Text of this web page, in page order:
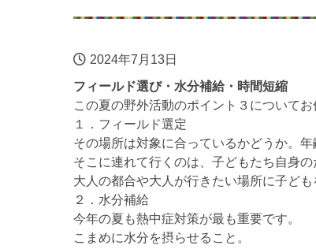
2024年7月13日
フィールド選び・水分補給・時間短縮
この夏の野外活動のポイント３についてお
１．フィールド選定
その場所は対象に合っているかどうか。
そこに連れて行くのは、子どもたち自身の
大人の都合や大人が行きたい場所に子ど
２．水分補給
今年の夏も熱中症対策が最も重要です。
こまめに水分を摂らせること。